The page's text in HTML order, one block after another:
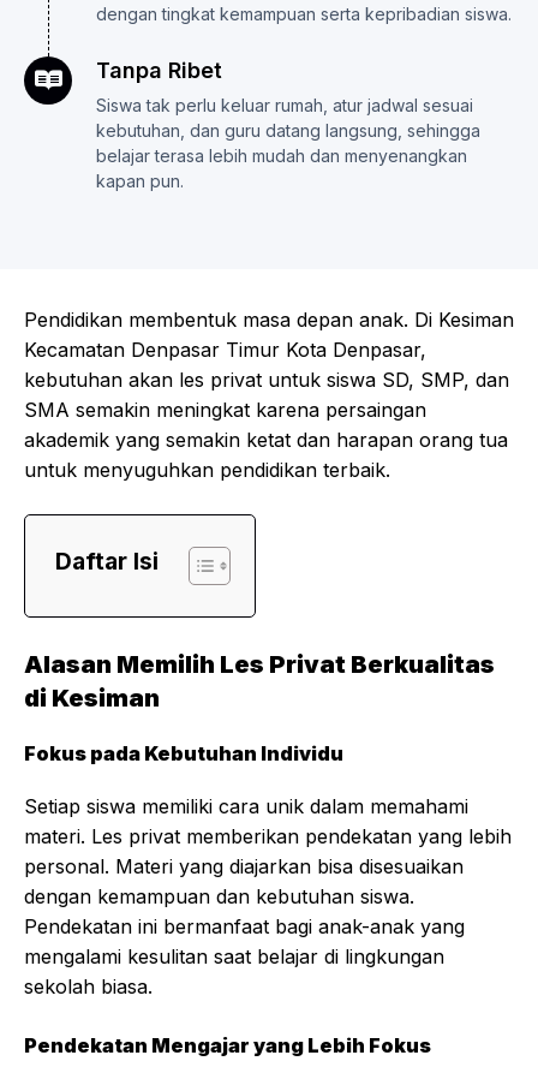
Pendidikan membentuk masa depan anak. Di Kesiman
Kecamatan Denpasar Timur Kota Denpasar,
kebutuhan akan les privat untuk siswa SD, SMP, dan
SMA semakin meningkat karena persaingan
akademik yang semakin ketat dan harapan orang tua
untuk menyuguhkan pendidikan terbaik.
Daftar Isi
Alasan Memilih Les Privat Berkualitas
di Kesiman
Fokus pada Kebutuhan Individu
Setiap siswa memiliki cara unik dalam memahami
materi. Les privat memberikan pendekatan yang lebih
personal. Materi yang diajarkan bisa disesuaikan
dengan kemampuan dan kebutuhan siswa.
Pendekatan ini bermanfaat bagi anak-anak yang
mengalami kesulitan saat belajar di lingkungan
sekolah biasa.
Pendekatan Mengajar yang Lebih Fokus
dengan tingkat kemampuan serta kepribadian siswa.
Tanpa Ribet
Siswa tak perlu keluar rumah, atur jadwal sesuai
kebutuhan, dan guru datang langsung, sehingga
belajar terasa lebih mudah dan menyenangkan
kapan pun.